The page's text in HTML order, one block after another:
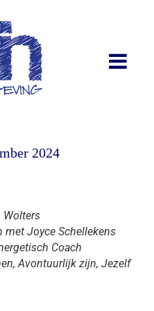
2024
Wolters
met Joyce Schellekens
Coach
Avontuurlijk zijn, Jezelf